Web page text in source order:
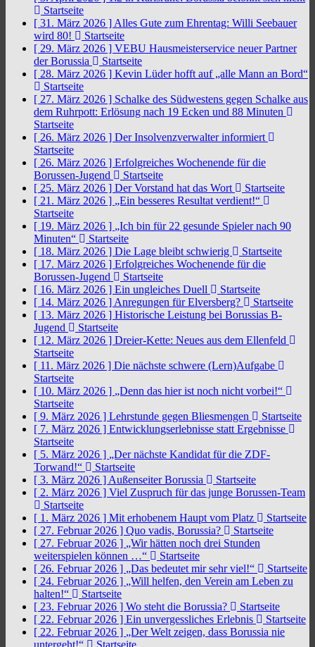
Startseite
[ 31. März 2026 ] Alles Gute zum Ehrentag: Willi Seebauer
wird 80!
Startseite
[ 29. März 2026 ] VEBU Hausmeisterservice neuer Partner
der Borussia
Startseite
[ 28. März 2026 ] Kevin Lüder hofft auf „alle Mann an Bord“
Startseite
[ 27. März 2026 ] Schalke des Südwestens gegen Schalke aus
dem Ruhrpott: Erlösung nach 19 Ecken und 88 Minuten
Startseite
[ 26. März 2026 ] Der Insolvenzverwalter informiert
Startseite
[ 26. März 2026 ] Erfolgreiches Wochenende für die
Borussen-Jugend
Startseite
[ 25. März 2026 ] Der Vorstand hat das Wort
Startseite
[ 21. März 2026 ] „Ein besseres Resultat verdient!“
Startseite
[ 19. März 2026 ] „Ich bin für 22 gesunde Spieler nach 90
Minuten“
Startseite
[ 18. März 2026 ] Die Lage bleibt schwierig
Startseite
[ 17. März 2026 ] Erfolgreiches Wochenende für die
Borussen-Jugend
Startseite
[ 16. März 2026 ] Ein ungleiches Duell
Startseite
[ 14. März 2026 ] Anregungen für Elversberg?
Startseite
[ 13. März 2026 ] Historische Leistung bei Borussias B-
Jugend
Startseite
[ 12. März 2026 ] Dreier-Kette: Neues aus dem Ellenfeld
Startseite
[ 11. März 2026 ] Die nächste schwere (Lern)Aufgabe
Startseite
[ 10. März 2026 ] „Denn das hier ist noch nicht vorbei!“
Startseite
[ 9. März 2026 ] Lehrstunde gegen Bliesmengen
Startseite
[ 7. März 2026 ] Entwicklungserlebnisse statt Ergebnisse
Startseite
[ 5. März 2026 ] „Der nächste Kandidat für die ZDF-
Torwand!“
Startseite
[ 3. März 2026 ] Außenseiter Borussia
Startseite
[ 2. März 2026 ] Viel Zuspruch für das junge Borussen-Team
Startseite
[ 1. März 2026 ] Mit erhobenem Haupt vom Platz
Startseite
[ 27. Februar 2026 ] Quo vadis, Borussia?
Startseite
[ 27. Februar 2026 ] „Wir hätten noch drei Stunden
weiterspielen können …“
Startseite
[ 26. Februar 2026 ] „Das bedeutet mir sehr viel!“
Startseite
[ 24. Februar 2026 ] „Will helfen, den Verein am Leben zu
halten!“
Startseite
[ 23. Februar 2026 ] Wo steht die Borussia?
Startseite
[ 22. Februar 2026 ] Ein unvergessliches Erlebnis
Startseite
[ 22. Februar 2026 ] „Der Welt zeigen, dass Borussia nie
untergeht!“
Startseite